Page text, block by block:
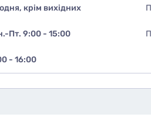
крім вихідних
Пт. 9:00 - 15:00
- 16:00